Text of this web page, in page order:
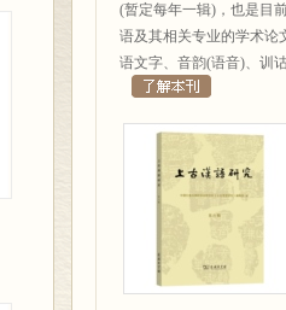
(暂定每年一辑)，也是目
语及其相关专业的学术论
语文字、音韵(语音)、训